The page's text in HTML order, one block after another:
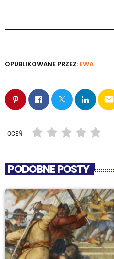
OPUBLIKOWANE PRZEZ: EWA
email
OCEŃ
PODOBNE POSTY